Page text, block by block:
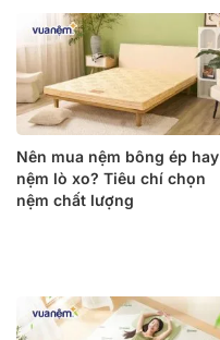
Nên mua nệm bông ép hay
nệm lò xo? Tiêu chí chọn
nệm chất lượng